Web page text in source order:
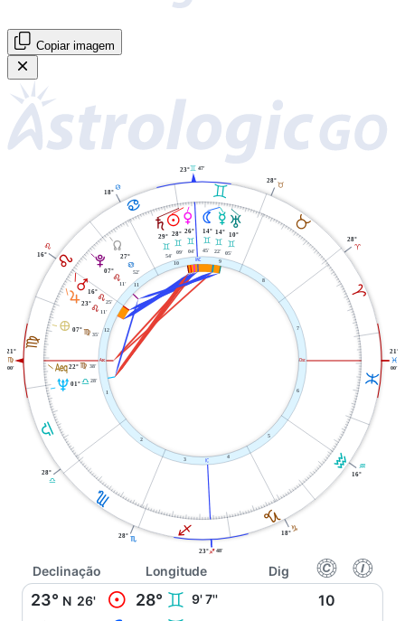
Copiar imagem
A
B
C
D
E
F
G
H
I
J
K
L
1
W
2
3 4
j
5
6
7
i
8
9
10 X
11
12
F
21°
00'
G
28°
H
28°
I
23° 48'
J
18°
K
16°
L
21°
00'
A
28°
B
28°
C
23° 47'
D
18°
E
16°
l 22° F 38'
U 01°G 28'
T
10°
C
05'
O
14°
C
22'
N
14°
C
45'
P
26°
C
04'
M
28°
C
09'
S
29°
C
54'
Y
27°
D
52'
V
07°
E
11'
Q16°
E
25'
R23°
E
11'
È 07° F 35'
Declinação Longitude Dig f g
23° N 26' M 28° C 9' 7'' 10